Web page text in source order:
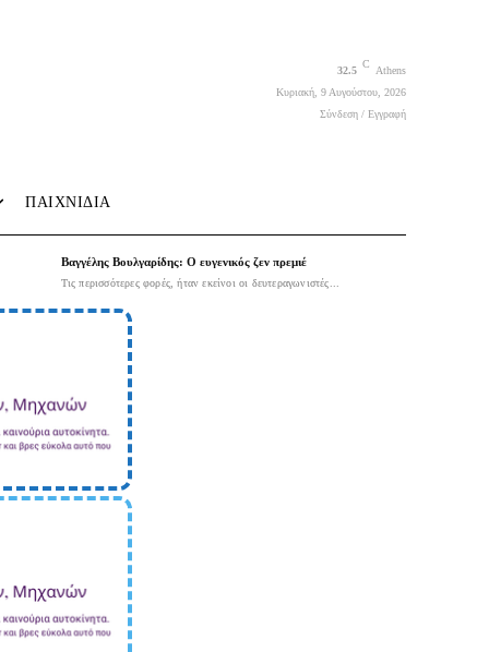
32.5
C
Athens
Κυριακή, 9 Αυγούστου, 2026
Σύνδεση / Εγγραφή
ΠΑΙΧΝΙΔΙΑ
Βαγγέλης Βουλγαρίδης: Ο ευγενικός ζεν πρεμιέ
Τις περισσότερες φορές, ήταν εκείνοι οι δευτεραγωνιστές...